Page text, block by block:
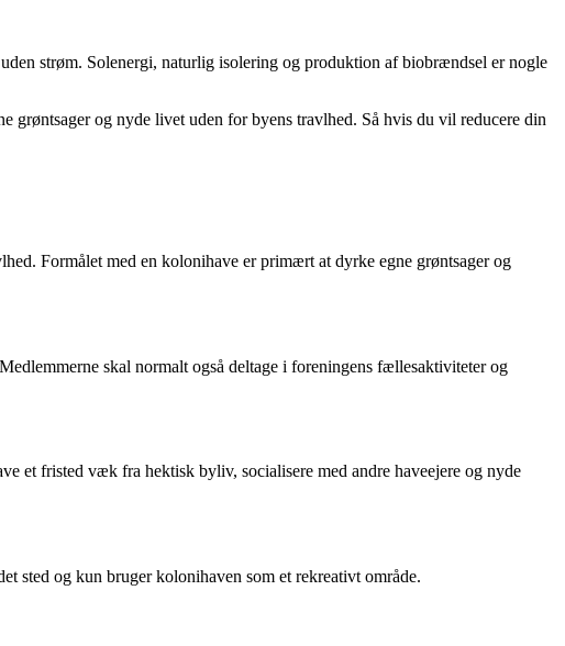
strøm. Solenergi, naturlig isolering og produktion af biobrændsel er nogle
og nyde livet uden for byens travlhed. Så hvis du vil reducere din
Formålet med en kolonihave er primært at dyrke egne grøntsager og
skal normalt også deltage i foreningens fællesaktiviteter og
et fristed væk fra hektisk byliv, socialisere med andre haveejere og nyde
sted og kun bruger kolonihaven som et rekreativt område.